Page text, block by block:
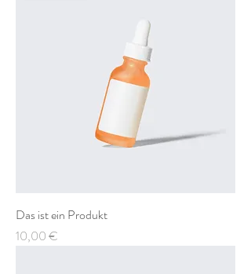
Das ist ein Produkt
Preis
10,00 €